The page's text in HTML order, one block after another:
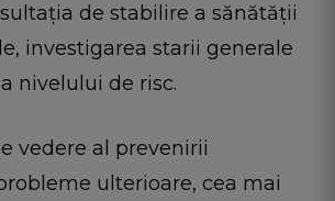
de stabilire a sănătății
investigarea starii generale
nivelului de risc.
vedere al prevenirii
ulterioare, cea mai